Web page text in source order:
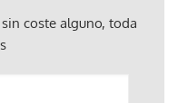
coste alguno, toda